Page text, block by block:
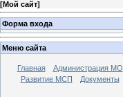
[Мой сайт]
Форма входа
Меню сайта
Главная Администрация МО
Развитие МСП
Документы